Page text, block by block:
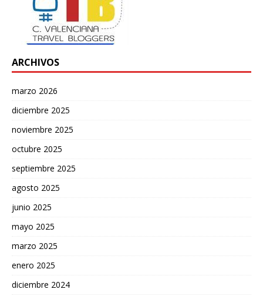
ARCHIVOS
marzo 2026
diciembre 2025
noviembre 2025
octubre 2025
septiembre 2025
agosto 2025
junio 2025
mayo 2025
marzo 2025
enero 2025
diciembre 2024